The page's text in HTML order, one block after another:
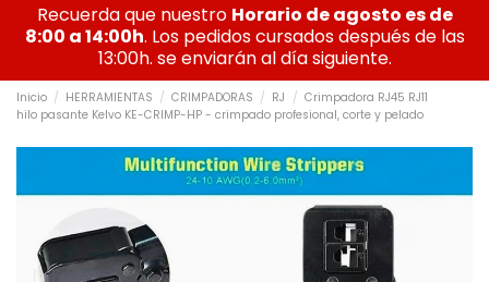
Recuerda que nuestro Horario de agosto es de
8:00 a 14:00h. Los pedidos cursados después de las
13:00h. se enviarán al día siguiente.
Inicio HERRAMIENTAS CRIMPADORAS RJ
Crimpadora RJ45 RJ11
hilo pasante Kelvo KE-CRIMP-HP - crimpado profesional, corte y pelado